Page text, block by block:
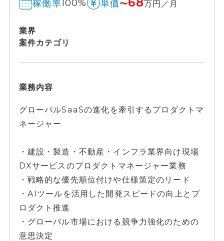
稼働率100% 単価〜 万円／月
業界
案件カテゴリ
業務内容
グローバルSaaSの進化を牽引するプロダクトマ
ネージャー
・建設・製造・不動産・インフラ業界向け現場
DXサービスのプロダクトマネージャー業務
・戦略的な優先順位付けや仕様策定のリード
・AIツールを活用した開発スピードの向上とプ
ロダクト推進
・グローバル市場における競争力強化のための
意思決定